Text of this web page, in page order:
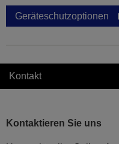
Geräteschutzoptionen
Kontakt
Kontaktieren Sie uns